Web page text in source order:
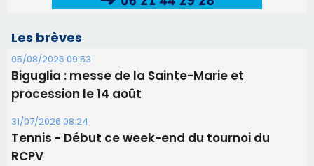
Les brèves
05/08/2026 09:53
Biguglia : messe de la Sainte-Marie et
procession le 14 août
31/07/2026 08:24
Tennis - Début ce week-end du tournoi du
RCPV